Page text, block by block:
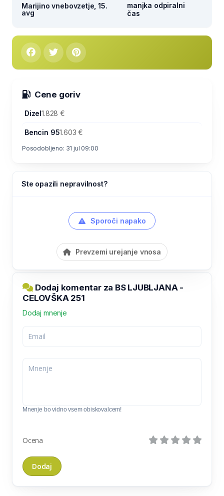
Marijino vnebovzetje, 15.
avg
manjka odpiralni
čas
Cene goriv
Dizel1.828 €
Bencin 951.603 €
Posodobljeno: 31 jul 09:00
Ste opazili nepravilnost?
Sporoči napako
Prevzemi urejanje vnosa
Dodaj komentar za BS LJUBLJANA -
CELOVŠKA 251
Dodaj mnenje
Mnenje bo vidno vsem obiskovalcem!
Ocena